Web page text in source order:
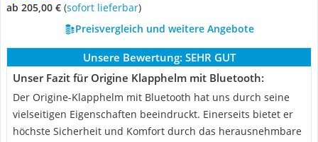
ab 205,00 € ( Sofort lieferbar)
Preisvergleich und weitere Angebote
Unsere Bewertung: SEHR GUT
Unser Fazit für Origine Klapphelm mit Bluetooth:
Der Origine-Klapphelm mit Bluetooth hat uns durch seine
vielseitigen Eigenschaften beeindruckt. Einerseits bietet er
höchste Sicherheit und Komfort durch das herausnehmbare